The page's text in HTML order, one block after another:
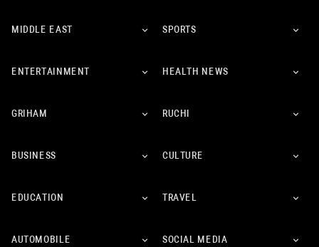
MIDDLE EAST SPORTS
ENTERTAINMENT HEALTH NEWS
GRIHAM RUCHI
BUSINESS CULTURE
EDUCATION TRAVEL
AUTOMOBILE SOCIAL MEDIA